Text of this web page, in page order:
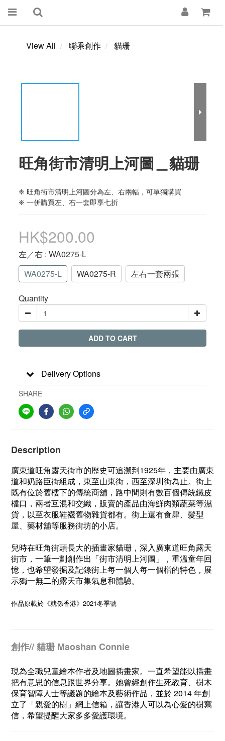
View All 聯乘創作 貓珊
旺角街市清明上河圖＿貓珊
❈ 旺角街市清明上河圖分為左、右兩幅，可單獨購買
❈ 一併購買左、右一套即享七折
HK$200.00
左／右 : WA0275-L
WA0275-L
WA0275-R 左右一套兩張
Quantity
ADD TO CART
Delivery Options
SHARE
Description
廣東道旺角露天街市的歷史可追溯到1925年，主要由廣東
道和奶路臣街組成，東至山東街，西至深圳街為止。街上
既有位於舊樓下的傳統商舖，路中間則有數百個傳統鐵皮
檔口，兩者互混和交織，販賣的產品由海鮮肉類蔬菜等濕
貨，以至衣服鞋襪舊物雜貨都有。街上還有食肆、髮型
屋、藥材舖等服務街坊的小店。
兒時在旺角街頭長大的插畫家貓珊，深入廣東道旺角露天
街市，一筆一劃創作出「街市清明上河圖」，重溫童年回
憶，也希望發掘及記錄街上每一個人每一個檔的特色，展
示獨一無二的露天市集氣息和體驗。
作品原載於《就係香港》2021冬季號
創作// 貓珊 Maoshan Connie
現為全職兒童繪本作者及地圖插畫家。一直希望能以插畫
把有意思的信息跟世界分享。她曾經創作生死教育、樹木
保育智障人士等議題的繪本及藝術作品，並於 2014 年創
立了「親愛的樹」網上信箱，讓香港人可以為心愛的樹寫
信，希望提醒大家多多愛護環境。